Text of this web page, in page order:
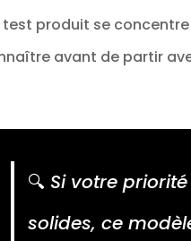
test produit se
avant de partir
🔍 Si votre
solides, ce